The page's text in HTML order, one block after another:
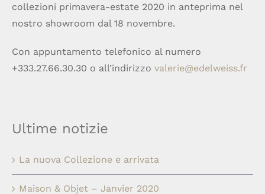
collezioni primavera-estate 2020 in anteprima nel
nostro showroom dal 18 novembre.
Con appuntamento telefonico al numero
+333.27.66.30.30 o all’indirizzo valerie@edelweiss.fr
Ultime notizie
La nuova Collezione e arrivata
Maison & Objet – Janvier 2020